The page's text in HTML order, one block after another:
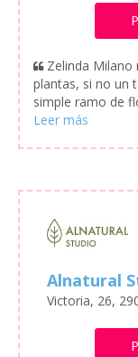
Zelinda
plantas, si no un
simple ramo de
Alnatural
Victoria, 26,